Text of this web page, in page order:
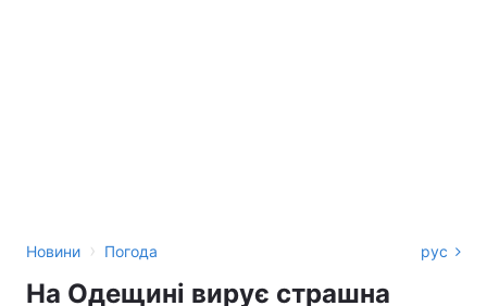
Новини › Погода рус
На Одещині вирує страшна